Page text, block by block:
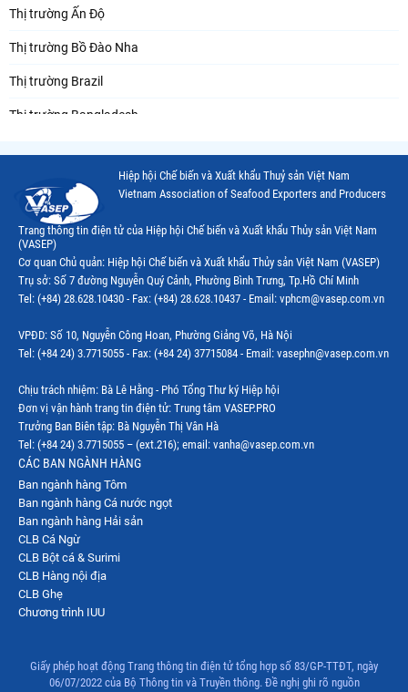
Thị trường Ấn Độ
Thị trường Bồ Đào Nha
Thị trường Brazil
Thị trường Bangladesh
Thị trường Canada
Thị trường Ecuador
Thị trường EU
Thị trường Indonesia
Thị trường Mỹ
Thị trường Nga
Thị trường Hàn Quốc
Thị trường Nhật Bản
Thị trường Thái Lan
Thị trường Trung Quốc
Thị trường Philippines
Thị trường Tây Ban Nha
Thị trường thủy sản khác
Hiệp hội Chế biến và Xuất khẩu Thuỷ sản Việt Nam
Vietnam Association of Seafood Exporters and Producers
Trang thông tin điện tử của Hiệp hội Chế biến và Xuất khẩu Thủy sản Việt Nam
(VASEP)
Cơ quan Chủ quản: Hiệp hội Chế biến và Xuất khẩu Thủy sản Việt Nam (VASEP)
Trụ sở: Số 7 đường Nguyễn Quý Cảnh, Phường Bình Trưng, Tp.Hồ Chí Minh
Tel: (+84) 28.628.10430 - Fax: (+84) 28.628.10437 - Email: vphcm@vasep.com.vn
VPĐD: Số 10, Nguyễn Công Hoan, Phường Giảng Võ, Hà Nội
Tel: (+84 24) 3.7715055 - Fax: (+84 24) 37715084 - Email: vasephn@vasep.com.vn
Chịu trách nhiệm: Bà Lê Hằng - Phó Tổng Thư ký Hiệp hội
Đơn vị vận hành trang tin điện tử: Trung tâm VASEP.PRO
Trưởng Ban Biên tập: Bà Nguyễn Thị Vân Hà
Tel: (+84 24) 3.7715055 – (ext.216); email: vanha@vasep.com.vn
CÁC BAN NGÀNH HÀNG
Ban ngành hàng Tôm
Ban ngành hàng Cá nước ngọt
Ban ngành hàng Hải sản
CLB Cá Ngừ
CLB Bột cá & Surimi
CLB Hàng nội địa
CLB Ghẹ
Chương trình IUU
Giấy phép hoạt động Trang thông tin điện tử tổng hợp số 83/GP-TTĐT, ngày
06/07/2022 của Bộ Thông tin và Truyền thông. Đề nghị ghi rõ nguồn